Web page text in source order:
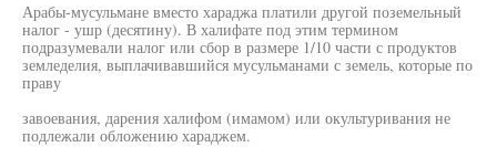
Арабы-мусульмане вместо хараджа платили другой поземельный
налог - ушр (десятину). В халифате под этим термином
подразумевали налог или сбор в размере 1/10 части с продуктов
земледелия, выплачивавшийся мусульманами с земель, которые по
праву
завоевания, дарения халифом (имамом) или окультуривания не
подлежали обложению хараджем.